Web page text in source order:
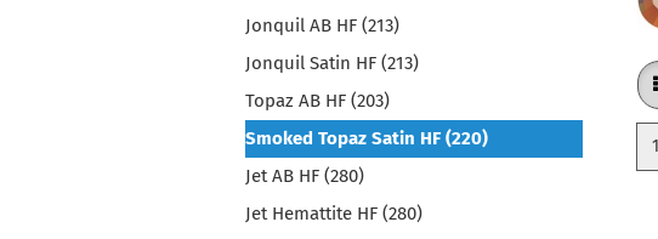
1
Jonquil AB HF (213)
Jonquil Satin HF (213)
Topaz AB HF (203)
Smoked Topaz Satin HF (220)
Jet AB HF (280)
Jet Hemattite HF (280)